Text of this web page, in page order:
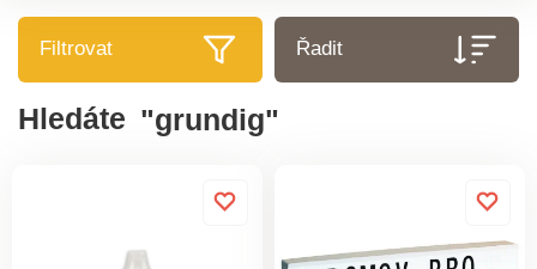
Filtrovat Řadit
Hledáte "grundig"